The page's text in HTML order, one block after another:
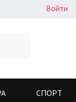
Войти
СПОРТ